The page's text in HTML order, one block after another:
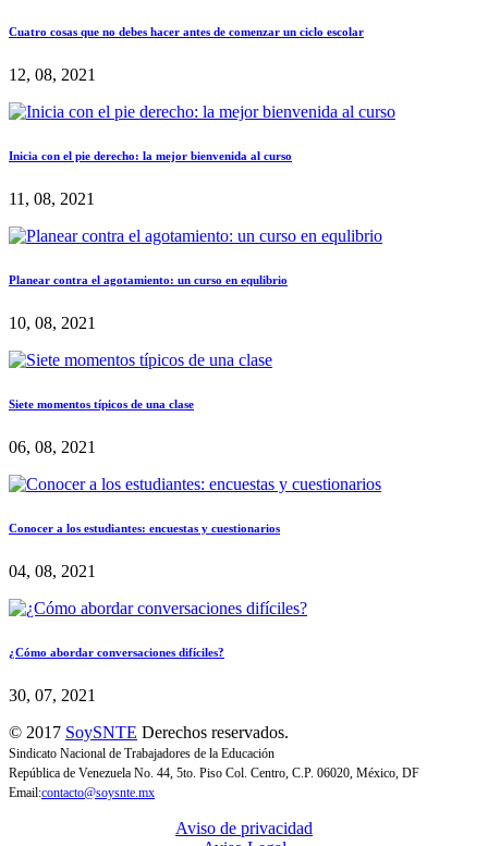
Cuatro cosas que no debes hacer antes de comenzar un ciclo escolar
12, 08, 2021
Inicia con el pie derecho: la mejor bienvenida al curso
11, 08, 2021
Planear contra el agotamiento: un curso en equlibrio
10, 08, 2021
Siete momentos típicos de una clase
06, 08, 2021
Conocer a los estudiantes: encuestas y cuestionarios
04, 08, 2021
¿Cómo abordar conversaciones difíciles?
30, 07, 2021
© 2017 SoySNTE Derechos reservados.
Sindicato Nacional de Trabajadores de la Educación
República de Venezuela No. 44, 5to. Piso Col. Centro, C.P. 06020, México, DF
Email:contacto@soysnte.mx
Aviso de privacidad